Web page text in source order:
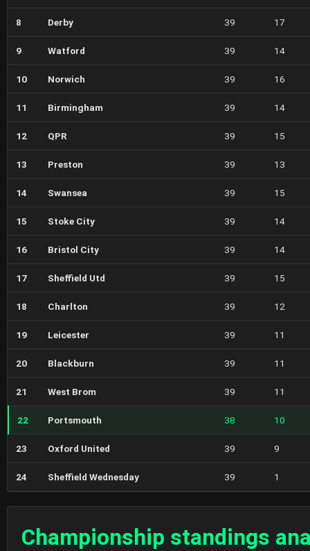
8 Derby 39 17
9 Watford 39 14
10 Norwich 39 16
11 Birmingham 39 14
12 QPR 39 15
13 Preston 39 13
14 Swansea 39 15
15 Stoke City 39 14
16 Bristol City 39 14
17 Sheffield Utd 39 15
18 Charlton 39 12
19 Leicester 39 11
20 Blackburn 39 11
21 West Brom 39 11
22 Portsmouth 38 10
23 Oxford United 39 9
24 Sheffield Wednesday 39 1
Championship standings